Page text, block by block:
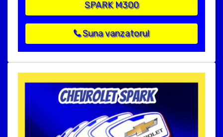
SPARK M300
Suna vanzatorul